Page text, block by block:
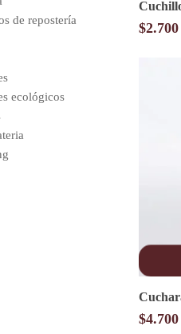
de repostería
ecológicos
$2.700
$4.700